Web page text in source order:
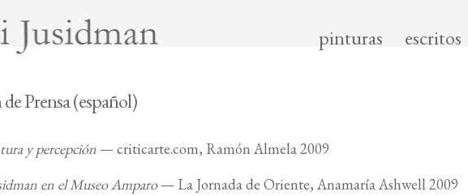
pinturas escritos
Prensa (español)
y percepción — criticarte.com, Ramón Almela 2009
en el Museo Amparo— La Jornada de Oriente, Anamaría Ashwell 2009